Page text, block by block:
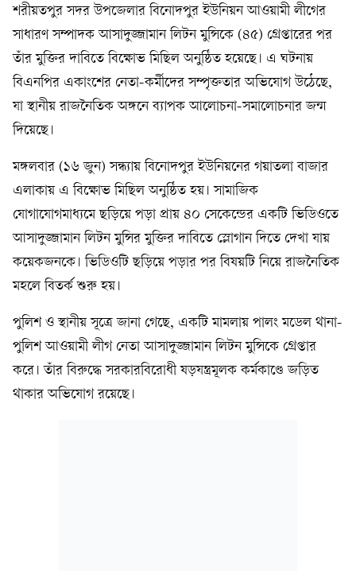
শরীয়তপুর সদর উপজেলার বিনোদপুর ইউনিয়ন আওয়ামী লীগের
সাধারণ সম্পাদক আসাদুজ্জামান লিটন মুন্সিকে (৪৫) গ্রেপ্তারের পর
তাঁর মুক্তির দাবিতে বিক্ষোভ মিছিল অনুষ্ঠিত হয়েছে। এ ঘটনায়
বিএনপির একাংশের নেতা-কর্মীদের সম্পৃক্ততার অভিযোগ উঠেছে,
যা স্থানীয় রাজনৈতিক অঙ্গনে ব্যাপক আলোচনা-সমালোচনার জন্ম
দিয়েছে।
মঙ্গলবার (১৬ জুন) সন্ধ্যায় বিনোদপুর ইউনিয়নের গয়াতলা বাজার
এলাকায় এ বিক্ষোভ মিছিল অনুষ্ঠিত হয়। সামাজিক
যোগাযোগমাধ্যমে ছড়িয়ে পড়া প্রায় ৪০ সেকেন্ডের একটি ভিডিওতে
আসাদুজ্জামান লিটন মুন্সির মুক্তির দাবিতে স্লোগান দিতে দেখা যায়
কয়েকজনকে। ভিডিওটি ছড়িয়ে পড়ার পর বিষয়টি নিয়ে রাজনৈতিক
মহলে বিতর্ক শুরু হয়।
পুলিশ ও স্থানীয় সূত্রে জানা গেছে, একটি মামলায় পালং মডেল থানা-
পুলিশ আওয়ামী লীগ নেতা আসাদুজ্জামান লিটন মুন্সিকে গ্রেপ্তার
করে। তাঁর বিরুদ্ধে সরকারবিরোধী ষড়যন্ত্রমূলক কর্মকাণ্ডে জড়িত
থাকার অভিযোগ রয়েছে।